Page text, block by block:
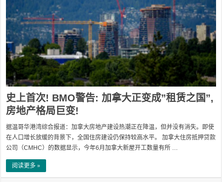
史上首次! BMO警告: 加拿大正变成”租赁之国”,
房地产格局巨变!
据温哥华港湾综合报道：加拿大房地产建设热潮正在降温，但并没有消失。即使
在人口增长放缓的背景下，全国住房建设仍保持较高水平。 加拿大住房抵押贷款
公司（CMHC）的数据显示，今年6月加拿大新屋开工数量有所 …
阅读更多 »